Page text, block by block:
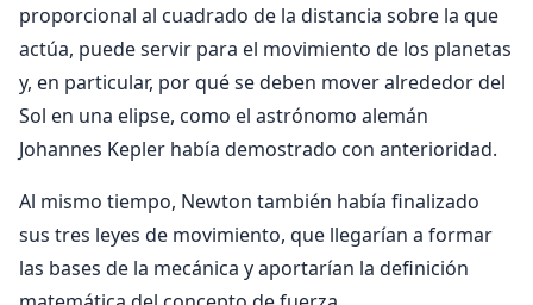
proporcional al cuadrado de la distancia sobre la que
actúa, puede servir para el movimiento de los planetas
y, en particular, por qué se deben mover alrededor del
Sol en una elipse, como el astrónomo alemán
Johannes Kepler había demostrado con anterioridad.
Al mismo tiempo, Newton también había finalizado
sus tres leyes de movimiento, que llegarían a formar
las bases de la mecánica y aportarían la definición